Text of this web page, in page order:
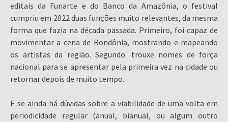
editais da Funarte e do Banco da Amazônia, o festival
cumpriu em 2022 duas funções muito relevantes, da mesma
forma que fazia na década passada. Primeiro, foi capaz de
movimentar a cena de Rondônia, mostrando e mapeando
os artistas da região. Segundo: trouxe nomes de força
nacional para se apresentar pela primeira vez na cidade ou
retornar depois de muito tempo.
E se ainda há dúvidas sobre a viabilidade de uma volta em
periodicidade regular (anual, bianual, ou algum outro